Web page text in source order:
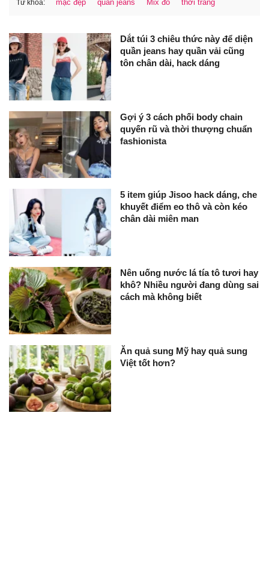
Từ khóa: mặc đẹp quần jeans Mix đồ thời trang
Dắt túi 3 chiêu thức này để diện
quần jeans hay quần vải cũng
tôn chân dài, hack dáng
Gợi ý 3 cách phối body chain
quyến rũ và thời thượng chuẩn
fashionista
5 item giúp Jisoo hack dáng, che
khuyết điểm eo thô và còn kéo
chân dài miên man
Nên uống nước lá tía tô tươi hay
khô? Nhiều người đang dùng sai
cách mà không biết
Ăn quả sung Mỹ hay quả sung
Việt tốt hơn?